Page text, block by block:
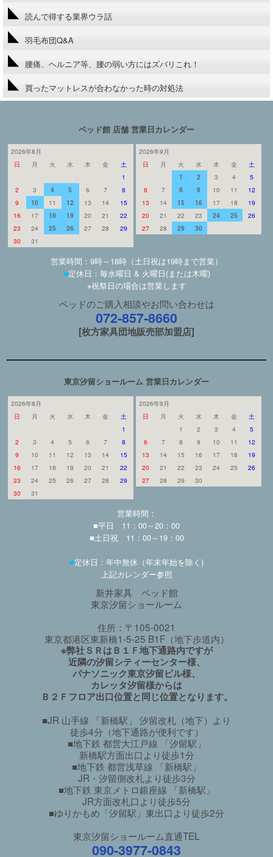
読んで得する業界ウラ話
羽毛布団Q&A
腰痛、ヘルニア等、腰の弱い方にはズバリこれ！
買ったマットレスが合わなかった時の対処法
ベッド館 店舗 営業日カレンダー
2026年8月
日
月 火 水 木 金
土
1
2
3 4 5 6 7
8
9
10 11 12 13 14
15
16
17 18 19 20 21
22
23
24 25 26 27 28
29
30
31
2026年9月
日
月 火 水 木 金
土
1
2 3 4
5
6
7 8 9 10 11
12
13
14 15 16 17 18
19
20
21 22 23 24 25
26
27
28 29 30
営業時間：9時～18時（土日祝は19時まで営業）
■定休日：毎水曜日 & 火曜日(または木曜)
※祝祭日の場合は営業します
ベッドのご購入相談やお問い合わせは
072-857-8660
[枚方家具団地販売部加盟店]
東京汐留ショールーム 営業日カレンダー
2026年8月
日
月 火 水 木 金
土
1
2
3 4 5 6 7
8
9
10 11 12 13 14
15
16
17 18 19 20 21
22
23
24 25 26 27 28
29
30
31
2026年9月
日
月 火 水 木 金
土
1
2 3 4
5
6
7 8 9 10 11
12
13
14 15 16 17 18
19
20
21 22 23 24 25
26
27
28 29 30
営業時間：
■平日 11：00～20：00
■土日祝 11：00～19：00
■定休日：年中無休（年末年始を除く)
上記カレンダー参照
新井家具 ベッド館
東京汐留ショールーム
住所：〒105-0021
東京都港区東新橋1-5-25 B1F（地下歩道内）
※弊社ＳＲはＢ１Ｆ地下通路内ですが
近隣の汐留シティーセンター様、
パナソニック東京汐留ビル様、
カレッタ汐留様からは
Ｂ２Ｆフロア出口位置と同じ位置となります。
■JR 山手線 「新橋駅」 汐留改札（地下）より
徒歩4分（地下通路が便利です）
■地下鉄 都営大江戸線 「汐留駅」
新橋駅方面出口より徒歩1分
■地下鉄 都営浅草線 「新橋駅」
JR・汐留側改札より徒歩3分
■地下鉄 東京メトロ銀座線 「新橋駅」
JR方面改札口より徒歩5分
■ゆりかもめ「汐留駅」東出口より徒歩2分
東京汐留ショールーム直通TEL
090-3977-0843